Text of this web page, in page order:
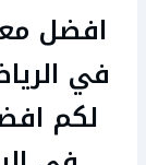
افضل
لكم